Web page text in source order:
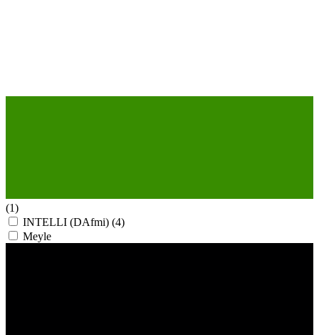
(1)
INTELLI (DAfmi) (4)
Meyle